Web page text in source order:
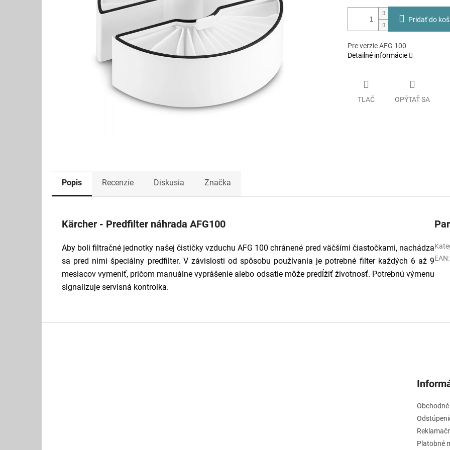
Pridať do
Pre verzie AFG 100
Detailné informácie
TLAČ OPÝTAŤ SA
Popis Recenzie Diskusia Značka
Kärcher - Predfilter náhrada AFG100
Aby boli filtračné jednotky našej čističky vzduchu AFG 100 chránené pred väčšími čiastočkami, nachádza
sa pred nimi špeciálny predfilter. V závislosti od spôsobu používania je potrebné filter každých 6 až 9
mesiacov vymeniť, pričom manuálne vyprášenie alebo odsatie môže predĺžiť životnosť. Potrebnú výmenu
signalizuje servisná kontrolka.
EAN:
Platobné